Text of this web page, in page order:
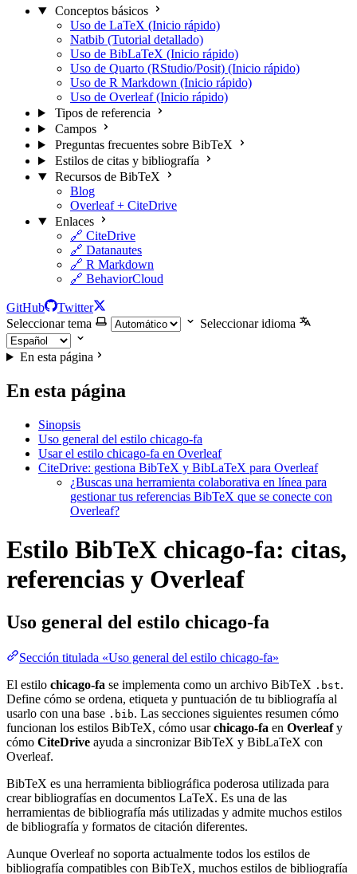
Conceptos básicos
Uso de LaTeX (Inicio rápido)
Natbib (Tutorial detallado)
Uso de BibLaTeX (Inicio rápido)
Uso de Quarto (RStudio/Posit) (Inicio rápido)
Uso de R Markdown (Inicio rápido)
Uso de Overleaf (Inicio rápido)
Tipos de referencia
Campos
Preguntas frecuentes sobre BibTeX
Estilos de citas y bibliografía
Recursos de BibTeX
Blog
Overleaf + CiteDrive
Enlaces
🔗 CiteDrive
🔗 Datanautes
🔗 R Markdown
🔗 BehaviorCloud
GitHub
Twitter
Seleccionar tema
Seleccionar idioma
En esta página
En esta página
Sinopsis
Uso general del estilo chicago-fa
Usar el estilo chicago-fa en Overleaf
CiteDrive: gestiona BibTeX y BibLaTeX para Overleaf
¿Buscas una herramienta colaborativa en línea para
gestionar tus referencias BibTeX que se conecte con
Overleaf?
Estilo BibTeX chicago-fa: citas,
referencias y Overleaf
Uso general del estilo chicago-fa
Sección titulada «Uso general del estilo chicago-fa»
El estilo chicago-fa se implementa como un archivo BibTeX .bst.
Define cómo se ordena, etiqueta y puntuación de tu bibliografía al
usarlo con una base .bib. Las secciones siguientes resumen cómo
funcionan los estilos BibTeX, cómo usarchicago-fa en Overleafy
cómo CiteDrive ayuda a sincronizar BibTeX y BibLaTeX con
Overleaf.
BibTeX es una herramienta bibliográfica poderosa utilizada para
crear bibliografías en documentos LaTeX. Es una de las
herramientas de bibliografía más utilizadas y admite muchos estilos
de bibliografía y formatos de citación diferentes.
Aunque Overleaf no soporta actualmente todos los estilos de
bibliografía compatibles con BibTeX, muchos estilos de bibliografía